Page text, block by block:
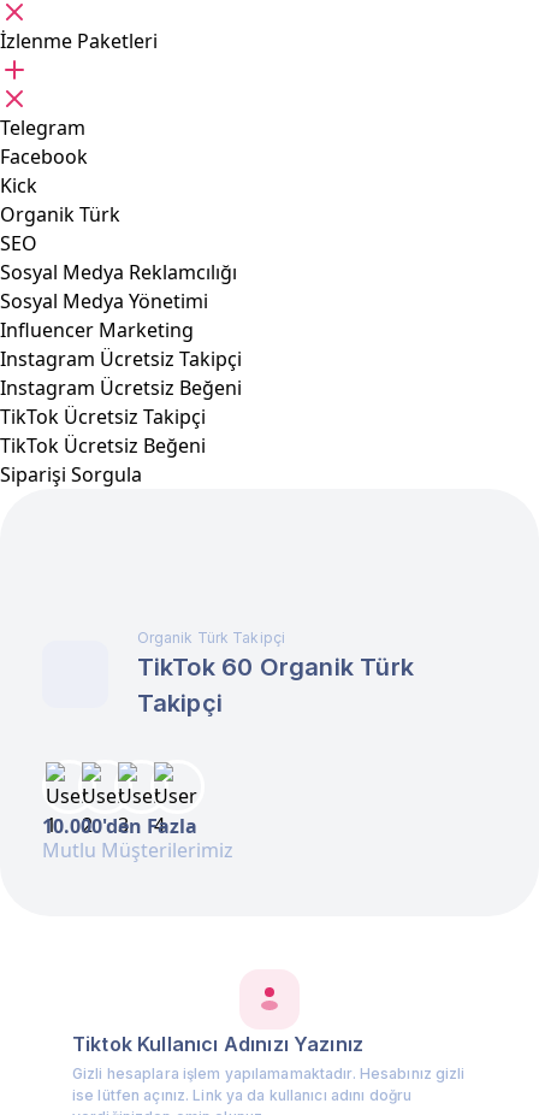
İzlenme Paketleri
Telegram
Facebook
Kick
Organik Türk
SEO
Sosyal Medya Reklamcılığı
Sosyal Medya Yönetimi
Influencer Marketing
Instagram Ücretsiz Takipçi
Instagram Ücretsiz Beğeni
TikTok Ücretsiz Takipçi
TikTok Ücretsiz Beğeni
Siparişi Sorgula
Organik Türk Takipçi
TikTok 60 Organik Türk
Takipçi
10.000'den Fazla
Mutlu Müşterilerimiz
Tiktok Kullanıcı Adınızı Yazınız
Gizli hesaplara işlem yapılamamaktadır. Hesabınız gizli
ise lütfen açınız. Link ya da kullanıcı adını doğru